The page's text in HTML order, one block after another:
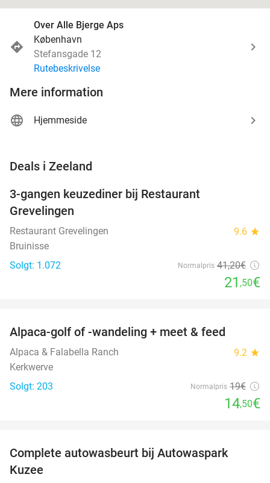
Over Alle Bjerge Aps
København
Stefansgade 12
Rutebeskrivelse
Mere information
Hjemmeside
Deals i Zeeland
3-gangen keuzediner bij Restaurant
Grevelingen
Restaurant Grevelingen 9.6 star
Bruinisse
Solgt: 1.072
Normalpris 41,20€
21 ,50€
Alpaca-golf of -wandeling + meet & feed
Alpaca & Falabella Ranch 9.2 star
Kerkwerve
Solgt: 203
Normalpris 19€
14,50€
Complete autowasbeurt bij Autowaspark
Kuzee